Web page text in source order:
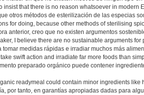
insist that there is no reason whatsoever in
otros métodos de esterilización de las especias
for doing, because other methods of sterilising
anterior, creo que no existen argumentos
I believe there are no sustainable arguments
medidas rápidas e irradiar muchos más
swift action and irradiate far more foods than
preparado orgánico puede contener
readymeal could contain minor ingredients
por tanto, en garantías apropiadas dadas para